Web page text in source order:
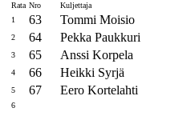
Rata Nro Kuljettaja
1
63 Tommi Moisio
2 64 Pekka Paukkuri
3 65 Anssi Korpela
4 66 Heikki Syrjä
5 67 Eero Kortelahti
6